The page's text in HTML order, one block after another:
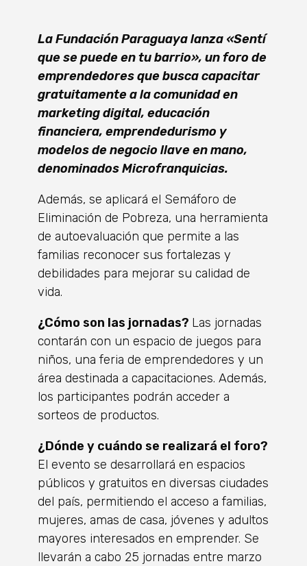
La Fundación Paraguaya lanza «Sentí
que se puede en tu barrio», un foro de
emprendedores que busca capacitar
gratuitamente a la comunidad en
marketing digital, educación
financiera, emprendedurismo y
modelos de negocio llave en mano,
denominados Microfranquicias.
Además, se aplicará el Semáforo de
Eliminación de Pobreza, una herramienta
de autoevaluación que permite a las
familias reconocer sus fortalezas y
debilidades para mejorar su calidad de
vida.
¿Cómo son las jornadas? Las jornadas
contarán con un espacio de juegos para
niños, una feria de emprendedores y un
área destinada a capacitaciones. Además,
los participantes podrán acceder a
sorteos de productos.
¿Dónde y cuándo se realizará el foro?
El evento se desarrollará en espacios
públicos y gratuitos en diversas ciudades
del país, permitiendo el acceso a familias,
mujeres, amas de casa, jóvenes y adultos
mayores interesados en emprender. Se
llevarán a cabo 25 jornadas entre marzo